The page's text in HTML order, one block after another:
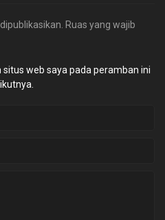
Ruas yang wajib
web saya pada peramban ini